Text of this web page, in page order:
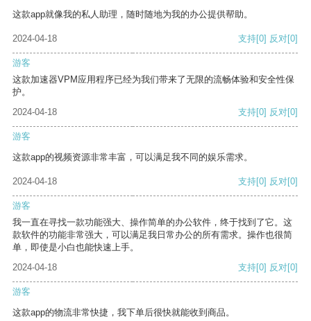
这款app就像我的私人助理，随时随地为我的办公提供帮助。
2024-04-18 支持[0] 反对[0]
游客
这款加速器VPM应用程序已经为我们带来了无限的流畅体验和安全性保
护。
2024-04-18
支持[0] 反对[0]
游客
这款app的视频资源非常丰富，可以满足我不同的娱乐需求。
2024-04-18 支持[0] 反对[0]
游客
我一直在寻找一款功能强大、操作简单的办公软件，终于找到了它。这
款软件的功能非常强大，可以满足我日常办公的所有需求。操作也很简
单，即使是小白也能快速上手。
2024-04-18
支持[0] 反对[0]
游客
这款app的物流非常快捷，我下单后很快就能收到商品。